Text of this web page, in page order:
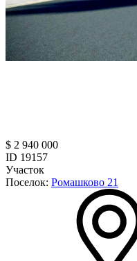
$ 2 940 000
ID 19157
Участок
Поселок: Ромашково 21